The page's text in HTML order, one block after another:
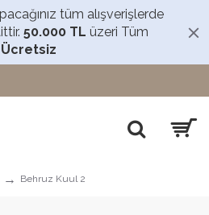
tüm alışverişlerde
50.000 TL üzeri Tüm
Behruz Kuul 2